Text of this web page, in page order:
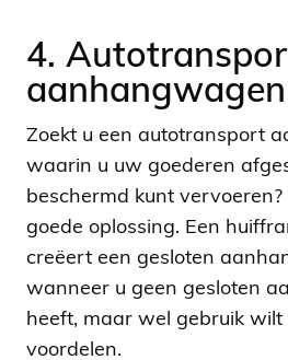
4.
Zoekt u een autotransport
waarin u uw goederen
beschermd kunt
goede oplossing. Een
creëert een gesloten
wanneer u geen gesloten
heeft, maar wel gebruik wilt
voordelen.